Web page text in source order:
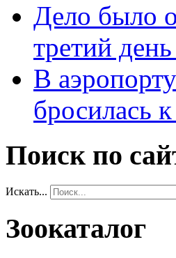
Дело было
третий
В
бросилась
Поиск по
Искать...
Зоокаталог